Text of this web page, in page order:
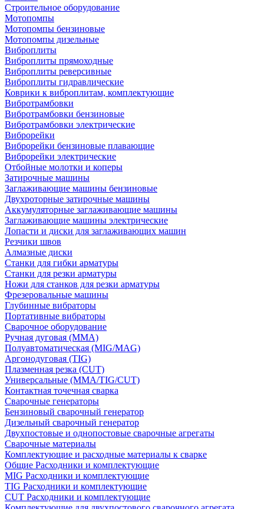
Строительное оборудование
Мотопомпы
Мотопомпы бензиновые
Мотопомпы дизельные
Виброплиты
Виброплиты прямоходные
Виброплиты реверсивные
Виброплиты гидравлические
Коврики к виброплитам, комплектующие
Вибротрамбовки
Вибротрамбовки бензиновые
Вибротрамбовки электрические
Виброрейки
Виброрейки бензиновые плавающие
Виброрейки электрические
Отбойные молотки и коперы
Затирочные машины
Заглаживающие машины бензиновые
Двухроторные затирочные машины
Аккумуляторные заглаживающие машины
Заглаживающие машины электрические
Лопасти и диски для заглаживающих машин
Резчики швов
Алмазные диски
Станки для гибки арматуры
Станки для резки арматуры
Ножи для станков для резки арматуры
Фрезеровальные машины
Глубинные вибраторы
Портативные вибраторы
Сварочное оборудование
Ручная дуговая (MMA)
Полуавтоматическая (MIG/MAG)
Аргонодуговая (TIG)
Плазменная резка (CUT)
Универсальные (MMA/TIG/CUT)
Контактная точечная сварка
Сварочные генераторы
Бензиновый сварочный генератор
Дизельный сварочный генератор
Двухпостовые и однопостовые сварочные агрегаты
Сварочные материалы
Комплектующие и расходные материалы к сварке
Общие Расходники и комплектующие
MIG Расходники и комплектующие
TIG Расходники и комплектующие
CUT Расходники и комплектующие